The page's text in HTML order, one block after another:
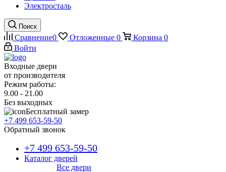
Электросталь
Поиск
Сравнение0 Отложенные 0 Корзина 0
Войти
Входные двери
от производителя
Режим работы:
9.00 - 21.00
Без выходных
Бесплатный замер
+7 499 653-59-50
Обратный звонок
+7 499 653-59-50
Каталог дверей
Все двери